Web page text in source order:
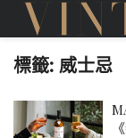
標籤:威士忌